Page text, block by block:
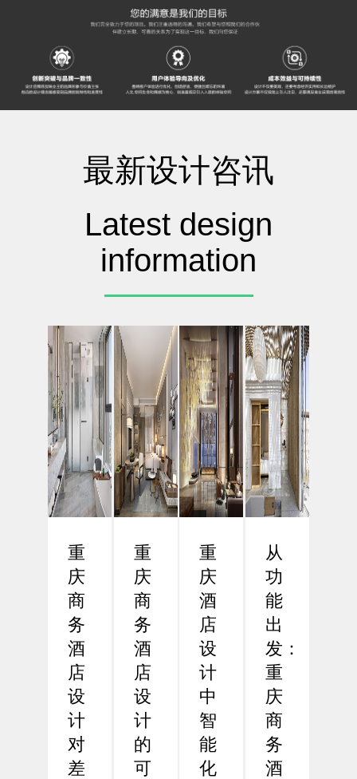
最新设计咨讯
Latest design
information
重
庆
商
务
酒
店
设
计
对
差
重
庆
商
务
酒
店
设
计
的
可
重
庆
酒
店
设
计
中
智
能
化
从
功
能
出
发：
重
庆
商
务
酒